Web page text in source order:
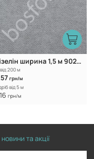
Флізелін ширина 1,5 м 9025 White
200 м
грн/м
від 5 м
грн/м
та акції